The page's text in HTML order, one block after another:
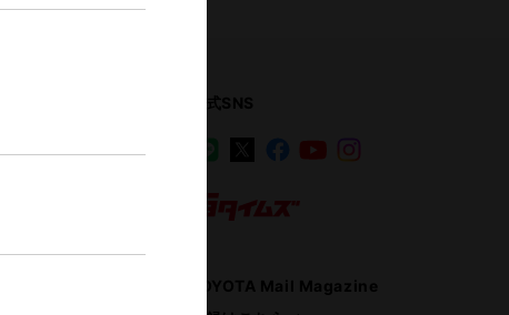
公式SNS
LINE Facebook
YouTube
TOYOTA Mail Magazine